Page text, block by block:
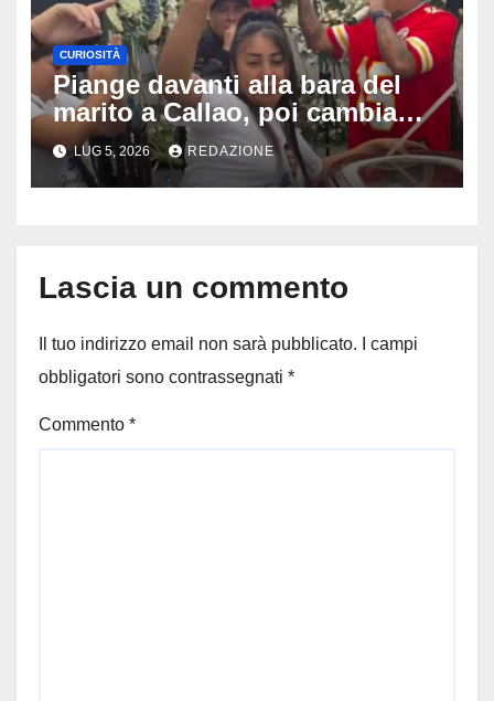
CURIOSITÀ
Piange davanti alla bara del
marito a Callao, poi cambia
tutto: il gesto della vedova al
funerale divide milioni di
persone
LUG 5, 2026 REDAZIONE
Lascia un commento
Il tuo indirizzo email non sarà pubblicato.
I campi
obbligatori sono contrassegnati *
Commento *